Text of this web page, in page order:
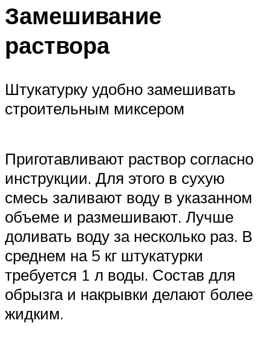
Замешивание
раствора
Штукатурку удобно замешивать
строительным миксером
Приготавливают раствор согласно
инструкции. Для этого в сухую
смесь заливают воду в указанном
объеме и размешивают. Лучше
доливать воду за несколько раз. В
среднем на 5 кг штукатурки
требуется 1 л воды. Состав для
обрызга и накрывки делают более
жидким.